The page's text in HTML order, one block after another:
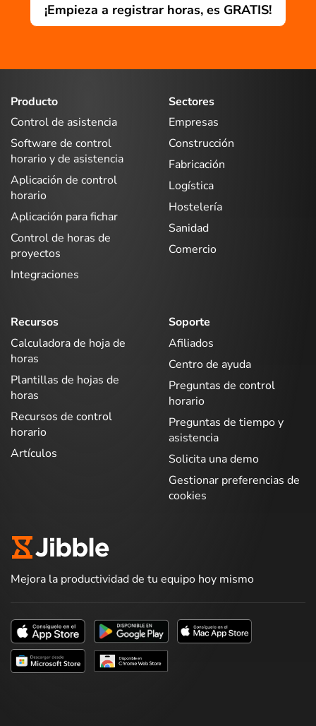
¡Empieza a registrar horas, es GRATIS!
Producto
Control de asistencia
Software de control
horario y de asistencia
Aplicación de control
horario
Aplicación para fichar
Control de horas de
proyectos
Integraciones
Sectores
Empresas
Construcción
Fabricación
Logística
Hostelería
Sanidad
Comercio
Recursos
Calculadora de hoja de
horas
Plantillas de hojas de
horas
Recursos de control
horario
Artículos
Soporte
Afiliados
Centro de ayuda
Preguntas de control
horario
Preguntas de tiempo y
asistencia
Solicita una demo
Gestionar preferencias de
cookies
Mejora la productividad de tu equipo hoy mismo